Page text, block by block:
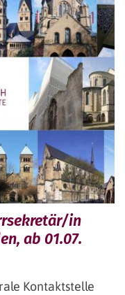
in
ab 01.07.
Kontaktstelle